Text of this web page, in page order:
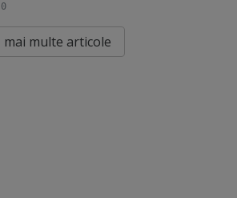
0
mai multe articole